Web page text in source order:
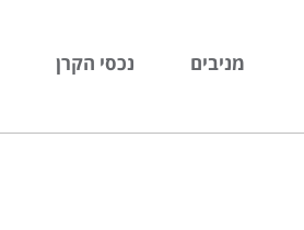
מניבים נכסי הקרן